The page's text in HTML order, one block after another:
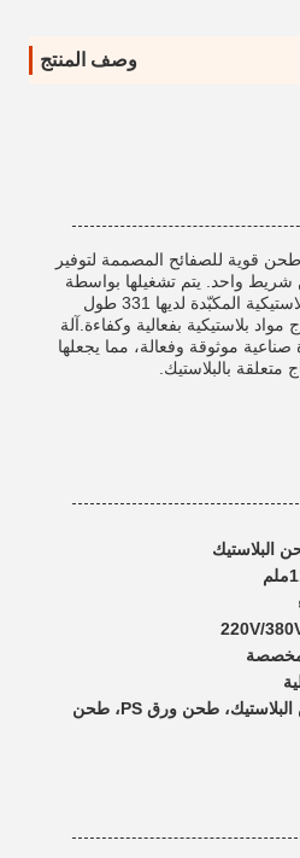
وصف المنتج
قوية للصفائح المصممة لتوفير
واحد. يتم تشغيلها بواسطة
220V / 380V ،هذه الآلة البلاستيكية المكبّدة لديها 331 طول
مواد بلاستيكية بفعالية وكفاءة.آلة
صناعية موثوقة وفعالة، مما يجعلها
متعلقة بالبلاستيك.
البلاستيك
220V/
آلة طحن البلاستيك، طحن ورق PS، طحن